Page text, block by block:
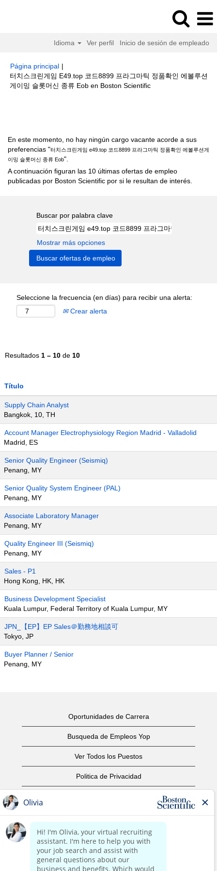
Idioma Ver perfil Inicio de sesión de empleado
Página principal |
터치스크린게임 E49.top 코드8899 프라그마틱 정품확인 에볼루션
게이밍 슬롯머신 종류 Eob en Boston Scientific(página
En este momento, no hay ningún cargo vacante acorde a sus
preferencias "터치스크린게임 e49.top 코드8899 프라그마틱 정품확인 에볼루션게
이밍 슬롯머신 종류 Eob".
A continuación figuran las 10 últimas ofertas de empleo
publicadas por Boston Scientific por si le resultan de interés.
Buscar por palabra clave
Mostrar más opciones
Seleccione la frecuencia (en días) para recibir una alerta:
Crear alerta
Resultados 1 – 10 de 10
Título
Supply Chain Analyst
Bangkok, 10, TH
Account Manager Electrophysiology Region Madrid - Valladolid
Madrid, ES
Senior Quality Engineer (Seismiq)
Penang, MY
Senior Quality System Engineer (PAL)
Penang, MY
Associate Laboratory Manager
Penang, MY
Quality Engineer III (Seismiq)
Penang, MY
Sales - P1
Hong Kong, HK, HK
Business Development Specialist
Kuala Lumpur, Federal Territory of Kuala Lumpur, MY
JPN_【EP】EP Sales＠勤務地相談可
Tokyo, JP
Buyer Planner / Senior
Penang, MY
Oportunidades de Carrera
Busqueda de Empleos Yop
Ver Todos los Puestos
Politica de Privacidad
Aviso de Derechos de Autor
Contáctenos
Oficinas Centrales